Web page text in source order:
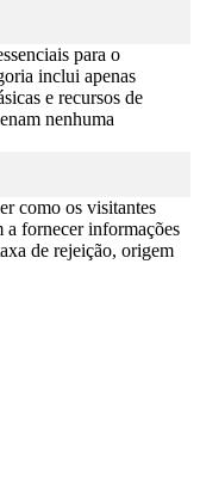
para o
inclui apenas
e recursos de
nenhuma
como os visitantes
a fornecer informações
de rejeição, origem